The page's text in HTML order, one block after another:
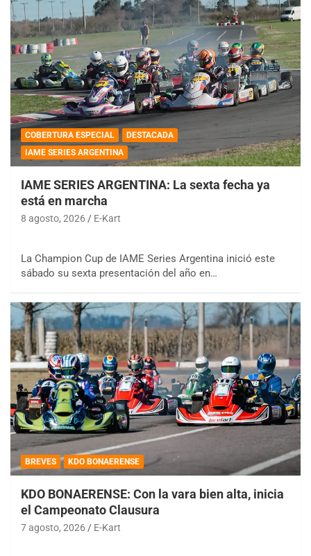
COBERTURA ESPECIAL
DESTACADA
IAME SERIES ARGENTINA
IAME SERIES ARGENTINA: La sexta fecha ya
está en marcha
8 agosto, 2026 E-Kart
La Champion Cup de IAME Series Argentina inició este
sábado su sexta presentación del año en…
BREVES KDO BONAERENSE
KDO BONAERENSE: Con la vara bien alta, inicia
el Campeonato Clausura
7 agosto, 2026 E-Kart